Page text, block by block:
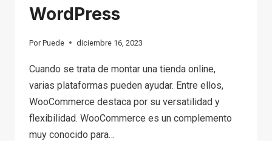
WordPress
Por Puede diciembre 16, 2023
Cuando se trata de montar una tienda online,
varias plataformas pueden ayudar. Entre ellos,
WooCommerce destaca por su versatilidad y
flexibilidad. WooCommerce es un complemento
muy conocido para…